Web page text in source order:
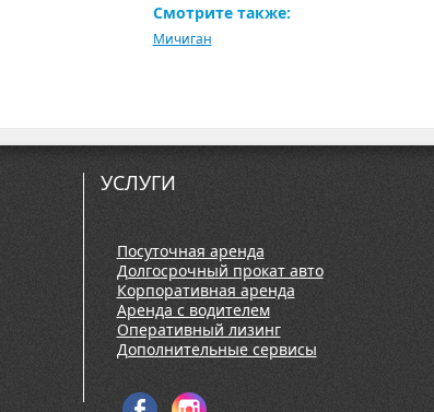
Смотрите также:
Мичиган
УСЛУГИ
Посуточная аренда
Долгосрочный прокат авто
Корпоративная аренда
Аренда с водителем
Оперативный лизинг
Дополнительные сервисы